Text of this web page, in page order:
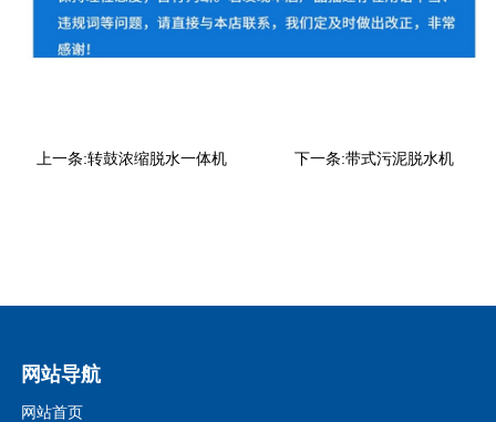
上一条:转鼓浓缩脱水一体机 下一条:带式污泥脱水机
网站导航
网站首页